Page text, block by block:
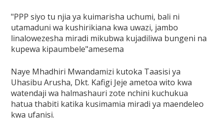
"PPP siyo tu njia ya kuimarisha uchumi, bali ni
utamaduni wa kushirikiana kwa uwazi, jambo
linalowezesha miradi mikubwa kujadiliwa bungeni na
kupewa kipaumbele"amesema
Naye Mhadhiri Mwandamizi kutoka Taasisi ya
Uhasibu Arusha, Dkt. Kafigi Jeje ametoa wito kwa
watendaji wa halmashauri zote nchini kuchukua
hatua thabiti katika kusimamia miradi ya maendeleo
kwa ufanisi.